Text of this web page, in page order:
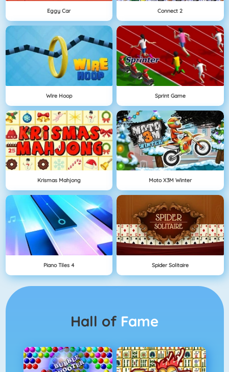
Eggy Car Connect 2
Wire Hoop Sprint Game
Krismas Mahjong Moto X3M Winter
Piano Tiles 4 Spider Solitaire
Hall of Fame